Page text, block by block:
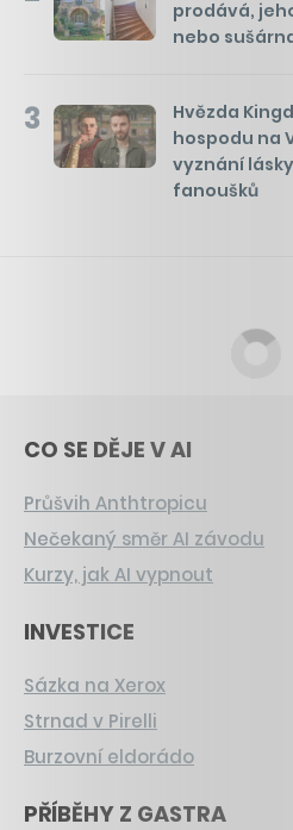
prodává,
nebo
3
Hvězda
hospodu na
vyznání
fanoušků
CO SE DĚJE V AI
Průšvih Anthtropicu
Nečekaný směr AI závodu
Kurzy, jak AI vypnout
INVESTICE
Sázka na Xerox
Strnad v Pirelli
Burzovní eldorádo
PŘÍBĚHY Z GASTRA